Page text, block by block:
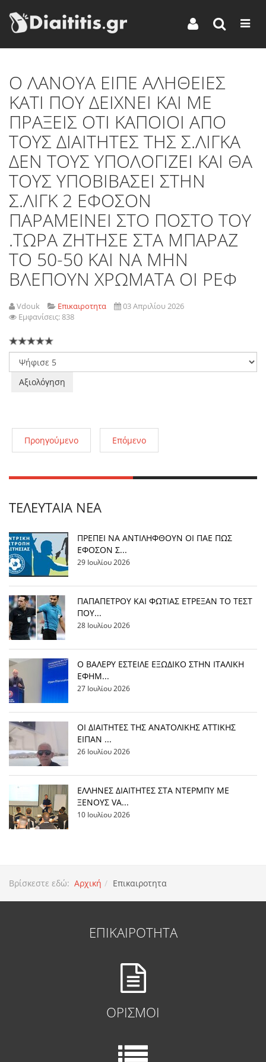
Ο ΛΑΝΟΥΑ ΕΙΠΕ ΑΛΗΘΕΙΕΣ
ΚΑΤΙ ΠΟΥ ΔΕΙΧΝΕΙ ΚΑΙ ΜΕ
ΠΡΑΞΕΙΣ ΟΤΙ ΚΑΠΟΙΟΙ ΑΠΟ
ΤΟΥΣ ΔΙΑΙΤΗΤΕΣ ΤΗΣ Σ.ΛΙΓΚΑ
ΔΕΝ ΤΟΥΣ ΥΠΟΛΟΓΙΖΕΙ ΚΑΙ ΘΑ
ΤΟΥΣ ΥΠΟΒΙΒΑΣΕΙ ΣΤΗΝ
Σ.ΛΙΓΚ 2 ΕΦΟΣΟΝ
ΠΑΡΑΜΕΙΝΕΙ ΣΤΟ ΠΟΣΤΟ ΤΟΥ
.ΤΩΡΑ ΖΗΤΗΣΕ ΣΤΑ ΜΠΑΡΑΖ
ΤΟ 50-50 ΚΑΙ ΝΑ ΜΗΝ
ΒΛΕΠΟΥΝ ΧΡΩΜΑΤΑ ΟΙ ΡΕΦ
Vdouk Επικαιροτητα
03 Απριλίου 2026
Εμφανίσεις: 838
Παρακαλώ
αξιολογήστε
Προηγούμενο Επόμενο
ΤΕΛΕΥΤΑΊΑ ΝΈΑ
ΠΡΕΠΕΙ ΝΑ ΑΝΤΙΛΗΦΘΟΥΝ ΟΙ ΠΑΕ ΠΩΣ
ΕΦΟΣΟΝ Σ...
29 Ιουλίου 2026
ΠΑΠΑΠΕΤΡΟΥ ΚΑΙ ΦΩΤΙΑΣ ΕΤΡΕΞΑΝ ΤΟ ΤΕΣΤ
ΠΟΥ...
28 Ιουλίου 2026
Ο ΒΑΛΕΡΥ ΕΣΤΕΙΛΕ ΕΞΩΔΙΚΟ ΣΤΗΝ ΙΤΑΛΙΚΗ
ΕΦΗΜ...
27 Ιουλίου 2026
ΟΙ ΔΙΑΙΤΗΤΕΣ ΤΗΣ ΑΝΑΤΟΛΙΚΗΣ ΑΤΤΙΚΗΣ
ΕΙΠΑΝ ...
26 Ιουλίου 2026
EΛΛΗΝΕΣ ΔΙΑΙΤΗΤΕΣ ΣΤΑ ΝΤΕΡΜΠΥ ΜΕ
ΞΕΝΟΥΣ VA...
10 Ιουλίου 2026
Βρίσκεστε εδώ: Αρχική Επικαιροτητα
ΕΠΙΚΑΙΡΟΤΗΤΑ
ΟΡΙΣΜΟΙ